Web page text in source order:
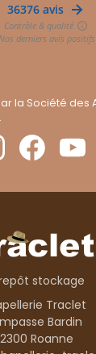
la Société des
.
stockage
Traclet
Bardin
Roanne